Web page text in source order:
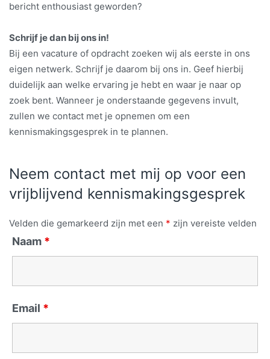
bericht enthousiast geworden?
Schrijf je dan bij ons in!
Bij een vacature of opdracht zoeken wij als eerste in ons
eigen netwerk. Schrijf je daarom bij ons in. Geef hierbij
duidelijk aan welke ervaring je hebt en waar je naar op
zoek bent. Wanneer je onderstaande gegevens invult,
zullen we contact met je opnemen om een
kennismakingsgesprek in te plannen.
Neem contact met mij op voor een
vrijblijvend kennismakingsgesprek
Velden die gemarkeerd zijn met een * zijn vereiste velden
Naam *
Email *